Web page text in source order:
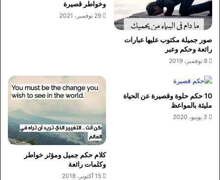
صور جميلة مكتوب عليها عبارات
رائعة وحكم وعبر
8 نوفمبر، 2019
وخواطر قصيرة
29 نوفمبر، 2021
10 حكم حلوة وقصيرة عن الحياة
مليئة بالمواعظ
3 يونيو، 2020
كلام حكم جميل ومؤثر خواطر
وكلمات رائعة
15 أكتوبر، 2018